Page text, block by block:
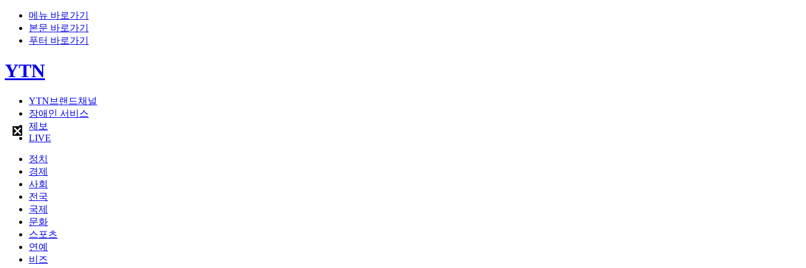
메뉴 바로가기
본문 바로가기
푸터 바로가기
YTN
YTN브랜드채널
장애인 서비스
제보
LIVE
정치
경제
사회
전국
국제
문화
스포츠
연예
비즈